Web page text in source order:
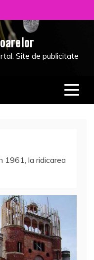
Site de publicitate
1961, la ridicarea